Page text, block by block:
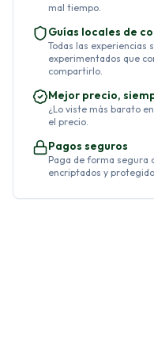
mal tiempo.
Guías locales de
Todas las experiencias
experimentados que
compartirlo.
Mejor precio,
¿Lo viste más barato
el precio.
Pagos seguros
Paga de forma segura
encriptados y